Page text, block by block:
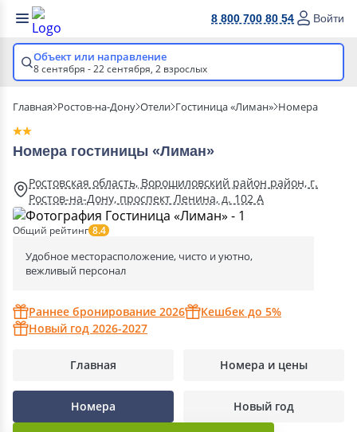
8 800 700 80 54 Войти
Объект или направление
8 сентября - 22 сентября, 2 взрослых
Главная Ростов-на-Дону Отели Гостиница «Лиман» Номера
Номера гостиницы «Лиман»
Ростовская область, Ворошиловский район район, г.
Ростов-на-Дону, проспект Ленина, д. 102 А
Общий рейтинг 8.4
Удобное месторасположение, чисто и уютно,
вежливый персонал
Раннее бронирование 2026
Кешбек до 5%
Новый год 2026-2027
Главная Номера и цены
Номера Новый год